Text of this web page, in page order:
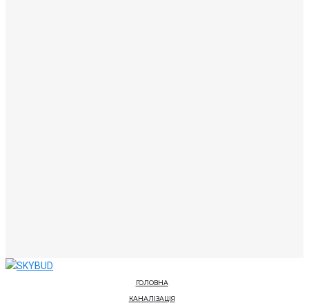
ГОЛОВНА
КАНАЛІЗАЦІЯ